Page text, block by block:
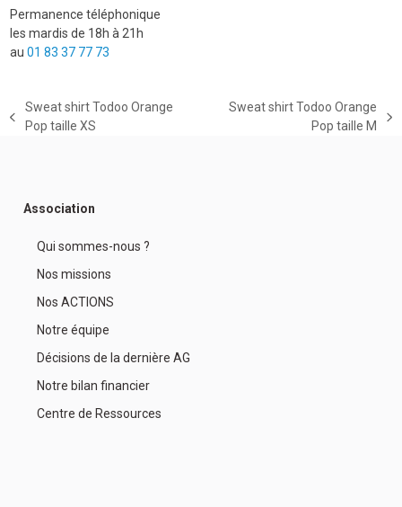
Permanence téléphonique
les mardis de 18h à 21h
au01 83 37 77 73
previous
Sweat shirt Todoo Orange
Pop taille XS
Sweat shirt Todoo Orange
Pop taille M
Association
Qui sommes-nous ?
Nos missions
Nos ACTIONS
Notre équipe
Décisions de la dernière AG
Notre bilan financier
Centre de Ressources